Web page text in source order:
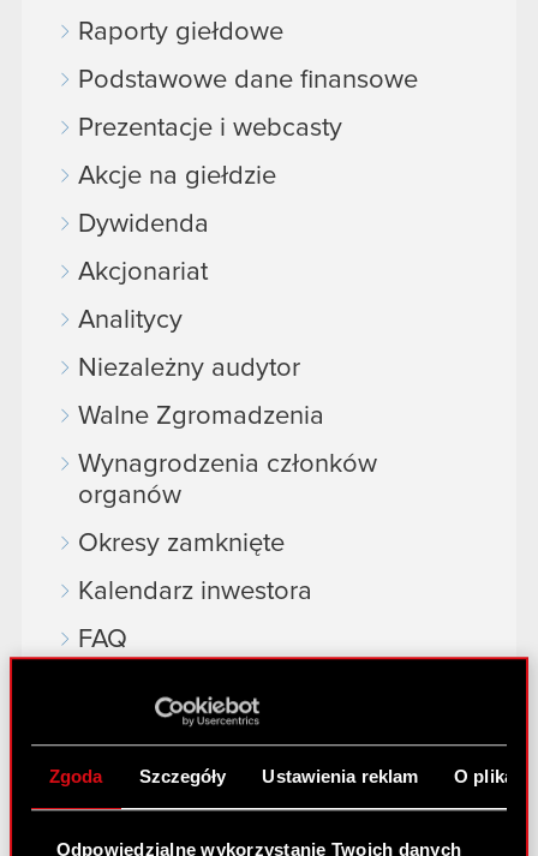
Zgoda Szczegóły Ustawienia reklam O
Odpowiedzialne wykorzystanie Twoich danych
Raporty giełdowe
Podstawowe dane finansowe
Prezentacje i webcasty
Akcje na giełdzie
Dywidenda
Akcjonariat
Analitycy
Niezależny audytor
Walne Zgromadzenia
Wynagrodzenia członków
organów
Okresy zamknięte
Kalendarz inwestora
FAQ
Kontakt IR